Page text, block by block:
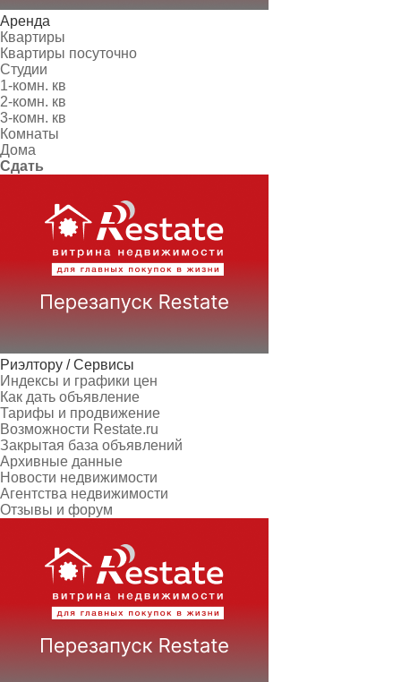
Аренда
Квартиры
Квартиры посуточно
Студии
1-комн. кв
2-комн. кв
3-комн. кв
Комнаты
Дома
Сдать
Риэлтору / Сервисы
Индексы и графики цен
Как дать объявление
Тарифы и продвижение
Возможности Restate.ru
Закрытая база объявлений
Архивные данные
Новости недвижимости
Агентства недвижимости
Отзывы и форум